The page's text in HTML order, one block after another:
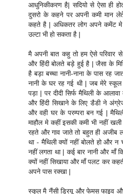
आधुनिकीकरण है| सदियो से ऐसा ही
दुसरो के कहने पर अपनी कमी मान
कहते है | अधिकतर लोग अपने कमेंट मे
उल्टा भी हो सकता है |
मै अपनी बात कहु तो हम ऐसे
और हिंदी बोलते बड़े हुई है | जैसा के
है बड़ा बच्चा नानी-नाना के पास रह
नानी के घर रह गई थी | जब मेरे स्कूल
पड़ा | पर दीदी सिर्फ मैथिली के
और हिंदी सिखाने के लिए डैडी ने
और वही घर के परम्परा बन गई |
माहौल मे कहीं इसकी कमी भी नहीं
रहते और गाव जाते तो बहुत ही अजीब
था - मैथिली क्यों नहीं बोलते हो और न
नहीं लगता था | कई बार नानी और माँ
क्यों नहीं सिखाया और माँ पलट कर
अपने पास रक्खा |
स्कूल मै नैंसी ड्रियू और फेमस फाइव